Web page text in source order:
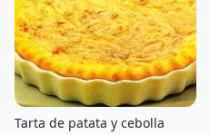
Tarta de patata y cebolla